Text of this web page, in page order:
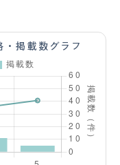
掲載数グラフ